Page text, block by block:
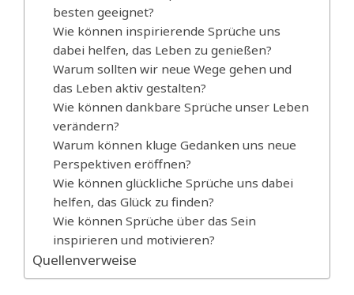
besten geeignet?
Wie können inspirierende Sprüche uns
dabei helfen, das Leben zu genießen?
Warum sollten wir neue Wege gehen und
das Leben aktiv gestalten?
Wie können dankbare Sprüche unser Leben
verändern?
Warum können kluge Gedanken uns neue
Perspektiven eröffnen?
Wie können glückliche Sprüche uns dabei
helfen, das Glück zu finden?
Wie können Sprüche über das Sein
inspirieren und motivieren?
Quellenverweise